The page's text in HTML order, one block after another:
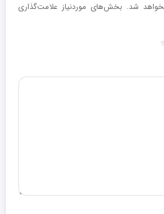
شد. بخش‌های موردنیاز علامت‌گذاری